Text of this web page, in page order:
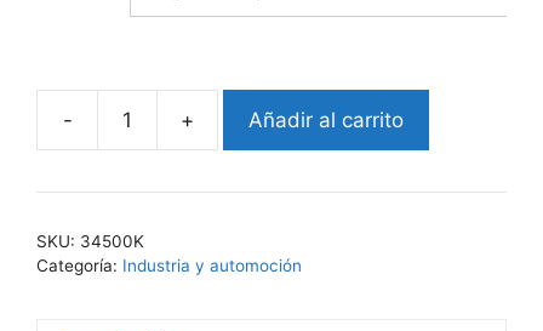
-
EKO-
345
+ Añadir al carrito
SKU: 34500K
Categoría: Industria y automoción